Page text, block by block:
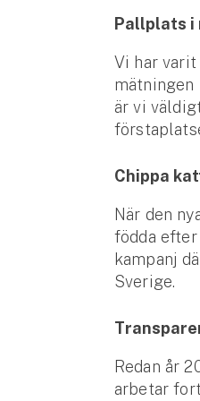
Pallplats i
Vi har
mätningen
är vi
Chippa
När den
födda efter
kampanj
Sverige.
Redan år
arbetar